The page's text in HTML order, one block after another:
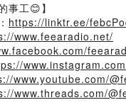
事工😊】
https://linktr.ee/
www.feearadio.net/
www.youtube.com/
www.threads.com/